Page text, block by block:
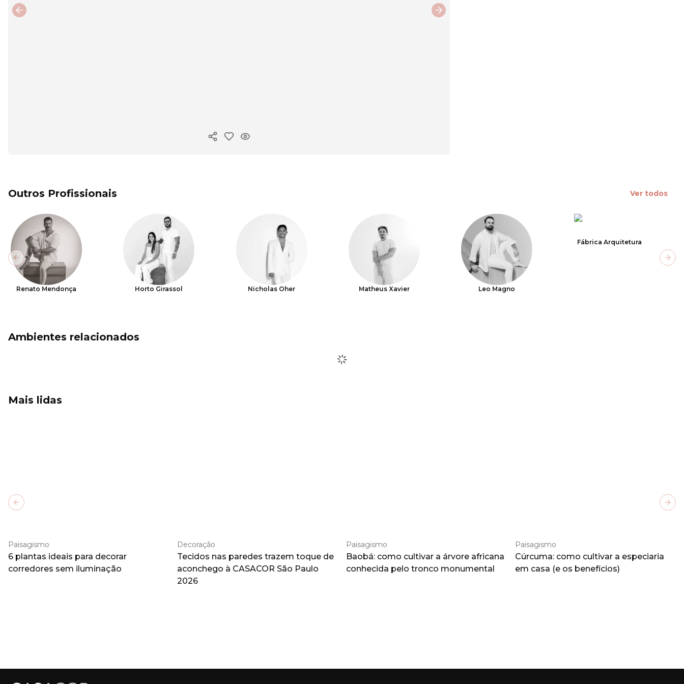
Copiar link
Previous slide Next slide
Outros Profissionais Ver todos
Renato Mendonça Horto Girassol Nicholas Oher Matheus Xavier Leo Magno
Fábrica Arquitetura
Previous slide
Ambientes relacionados
Mais lidas
Paisagismo
6 plantas ideais para decorar
corredores sem iluminação
Decoração
Tecidos nas paredes trazem toque de
aconchego à CASACOR São Paulo
2026
Paisagismo
Baobá: como cultivar a árvore africana
conhecida pelo tronco monumental
Paisagismo
Cúrcuma: como cultivar a especiaria
em casa (e os benefícios)
Previous slide